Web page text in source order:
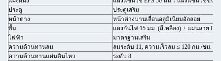
ประตู
ประตูเสริม
หน้าต่าง
หน้าต่างบานเลื่อนอลูมิเนียมอัลลอย
พื้น
แผงกันไฟ 15 มม. (สีเหลือง) + แผ่นลาย
ไฟฟ้า
มาตรฐานเสริม
ความต้านทานลม
ลมระดับ 11, ความเร็วลม ≤ 120 กม./ชม.
ความต้านทานแผ่นดินไหว
ระดับ 8